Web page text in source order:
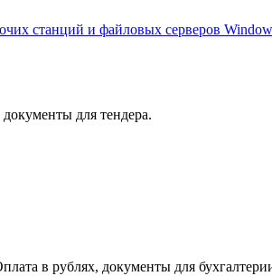
станций и файловых серверов
для тендера.
в рублях, документы для